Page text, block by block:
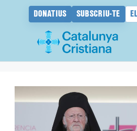
DONATIUS SUBSCRIU-TE